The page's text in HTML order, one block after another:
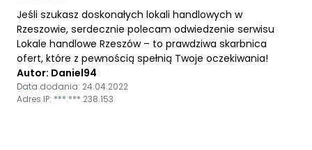
Jeśli szukasz doskonałych lokali handlowych w
Rzeszowie, serdecznie polecam odwiedzenie serwisu
Lokale handlowe Rzeszów – to prawdziwa skarbnica
ofert, które z pewnością spełnią Twoje oczekiwania!
Autor: Daniel94
Data dodania: 24.04.2022
Adres IP: ***.***.238.153